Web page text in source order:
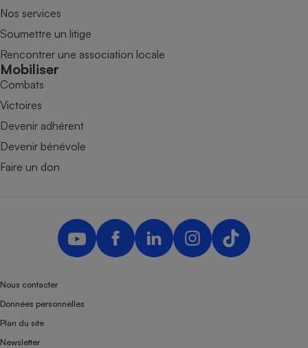
Nos services
Soumettre un litige
Rencontrer une association locale
Mobiliser
Combats
Victoires
Devenir adhérent
Devenir bénévole
Faire un don
Nous contacter
Données personnelles
Plan du site
Newsletter